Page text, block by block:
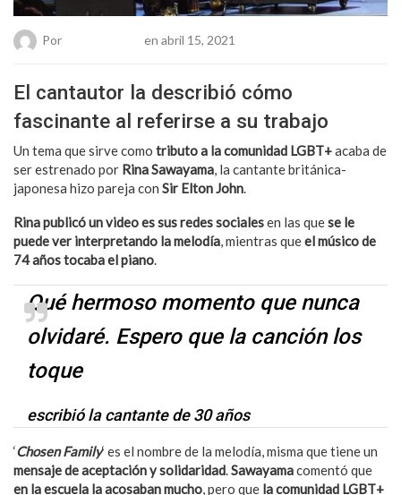
Por en abril 15, 2021
El cantautor la describió cómo
fascinante al referirse a su trabajo
Un tema que sirve como tributo a la comunidad LGBT+acaba de
ser estrenado por Rina Sawayama, la cantante británica-
japonesa hizo pareja con Sir Elton John.
Rina publicó un video es sus redes socialesen las quese le
puede ver interpretando la melodía, mientras queel músico de
74 años tocaba el piano.
Qué hermoso momento que nunca
olvidaré. Espero que la canción los
toque
escribió la cantante de 30 años
‘Chosen Family‘ es el nombre de la melodía, misma que tiene un
mensaje de aceptación y solidaridad.Sawayamacomentó que
en la escuela la acosaban mucho, pero que la comunidad LGBT+